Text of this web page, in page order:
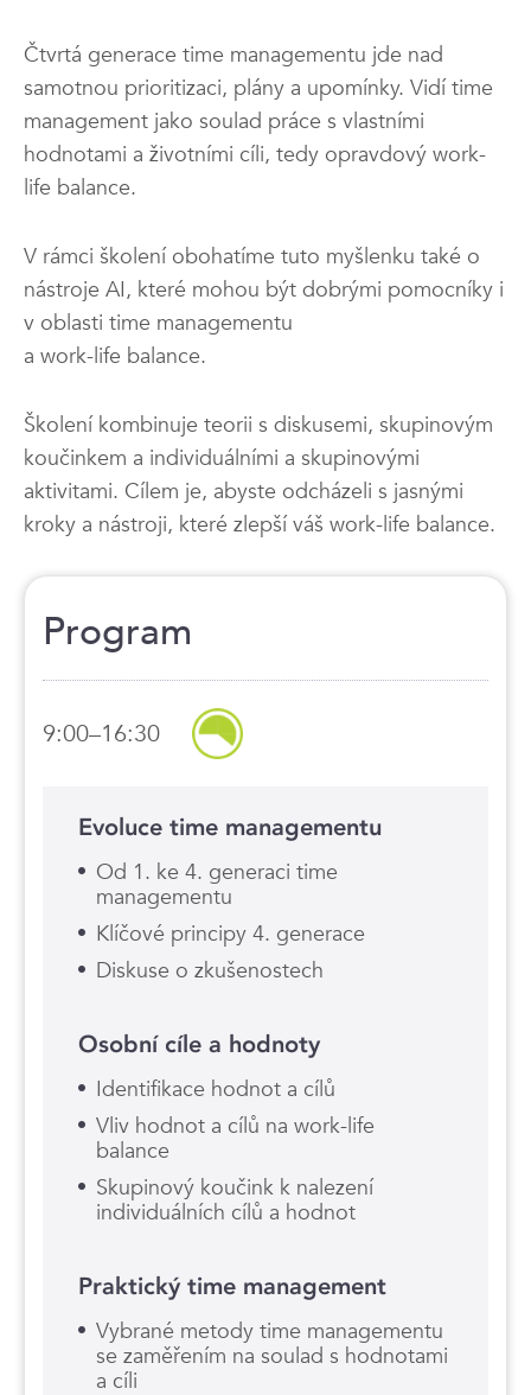
Čtvrtá generace time managementu jde nad
samotnou prioritizaci, plány a upomínky. Vidí time
management jako soulad práce s vlastními
hodnotami a životními cíli, tedy opravdový work-
life balance.
V rámci školení obohatíme tuto myšlenku také o
nástroje AI, které mohou být dobrými pomocníky i
v oblasti time managementu
a work-life balance.
Školení kombinuje teorii s diskusemi, skupinovým
koučinkem a individuálními a skupinovými
aktivitami. Cílem je, abyste odcházeli s jasnými
kroky a nástroji, které zlepší váš work-life balance.
Program
9:00–16:30
Evoluce time managementu
Od 1. ke 4. generaci time
managementu
Klíčové principy 4. generace
Diskuse o zkušenostech
Osobní cíle a hodnoty
Identifikace hodnot a cílů
Vliv hodnot a cílů na work-life
balance
Skupinový koučink k nalezení
individuálních cílů a hodnot
Praktický time management
Vybrané metody time managementu
se zaměřením na soulad s hodnotami
a cíli